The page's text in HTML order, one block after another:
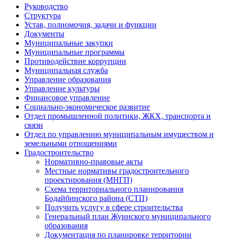
Руководство
Структура
Устав, полномочия, задачи и функции
Документы
Муниципальные закупки
Муниципальные программы
Противодействие коррупции
Муниципальная служба
Управление образования
Управление культуры
Финансовое управление
Социально-экономическое развитие
Отдел промышленной политики, ЖКХ, транспорта и
связи
Отдел по управлению муниципальным имуществом и
земельными отношениями
Градостроительство
Нормативно-правовые акты
Местные нормативы градостроительного
проектирования (МНГП)
Схема территориального планирования
Бодайбинского района (СТП)
Получить услугу в сфере строительства
Генеральный план Жуинского муниципального
образования
Документация по планировке территории